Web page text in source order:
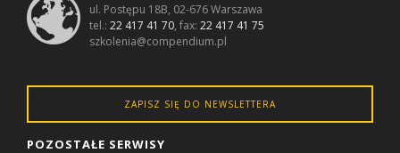
ul. Postępu 18B, 02-676 Warszawa
tel.:22 417 41 70, fax:22 417 41 75
szkolenia@compendium.pl
ZAPISZ SIĘ DO NEWSLETTERA
POZOSTAŁE SERWISY